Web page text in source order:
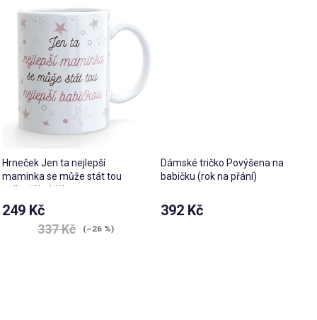
Hrneček Jen ta nejlepší
maminka se může stát tou
nejlepší babičkou
Průměrné
hodnocení
249 Kč
337 Kč (–26 %)
Dámské tričko Povýšena na
babičku (rok na přání)
392 Kč